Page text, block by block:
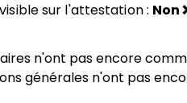
sur l'attestation : Non
n'ont pas encore
générales n'ont pas